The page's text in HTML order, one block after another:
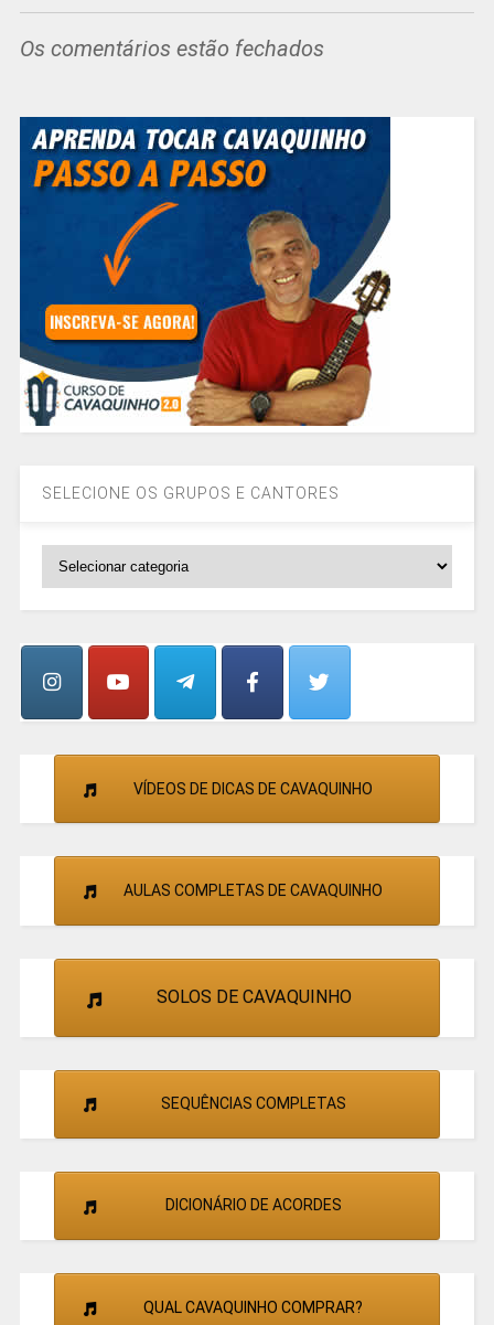
Os comentários estão fechados
SELECIONE OS GRUPOS E CANTORES
SELECIONE
CANTORES
VÍDEOS DE DICAS DE CAVAQUINHO
AULAS COMPLETAS DE CAVAQUINHO
SOLOS DE CAVAQUINHO
SEQUÊNCIAS COMPLETAS
DICIONÁRIO DE ACORDES
QUAL CAVAQUINHO COMPRAR?